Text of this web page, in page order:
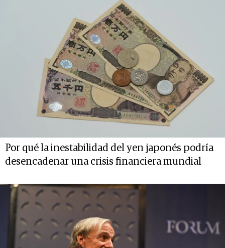
Por qué la inestabilidad del yen japonés podría
desencadenar una crisis financiera mundial